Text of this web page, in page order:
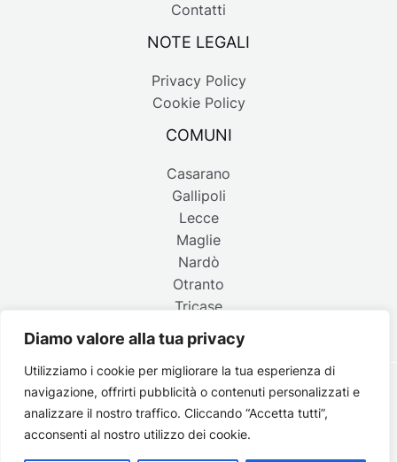
Diamo valore alla tua privacy
Utilizziamo i cookie per migliorare la tua esperienza di
navigazione, offrirti pubblicità o contenuti personalizzati e
analizzare il nostro traffico. Cliccando “Accetta tutti”,
acconsenti al nostro utilizzo dei cookie.
Contatti
NOTE LEGALI
Privacy Policy
Cookie Policy
COMUNI
Casarano
Gallipoli
Lecce
Maglie
Nardò
Otranto
Tricase
Copyright © 2026 Belpaese | Periodico d'informazione del
Salento - P.IVA 4637850753 - Testata registrata il 18 gennaio